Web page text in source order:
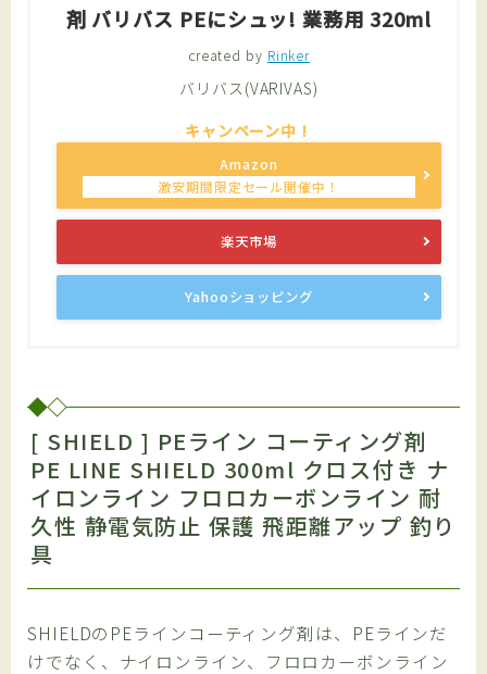
剤 バリバス PEにシュッ! 業務用 320ml
created by Rinker
バリバス(VARIVAS)
Amazon
楽天市場
Yahooショッピング
[ SHIELD ] PEライン コーティング剤
PE LINE SHIELD 300ml クロス付き ナ
イロンライン フロロカーボンライン 耐
久性 静電気防止 保護 飛距離アップ 釣り
具
SHIELDのPEラインコーティング剤は、PEラインだ
けでなく、ナイロンライン、フロロカーボンライン